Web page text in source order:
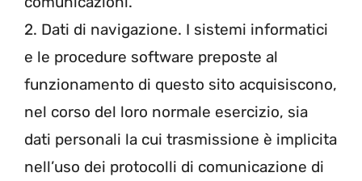
2. Dati di navigazione. I sistemi informatici
e le procedure software preposte al
funzionamento di questo sito acquisiscono,
nel corso del loro normale esercizio, sia
dati personali la cui trasmissione è implicita
nell’uso dei protocolli di comunicazione di